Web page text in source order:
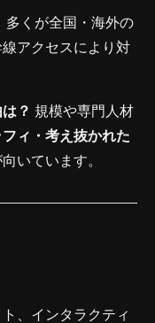
多くが全国・海外の
アクセスにより対
？ 規模や専門人材
ィ・考え抜かれた
いています。
、インタラクティ